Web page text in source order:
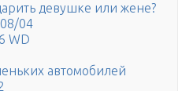
девушке или жене?
04
WD
автомобилей